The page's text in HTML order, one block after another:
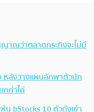
ณว่าตลาดกระทิงจะไม่มี
หลังวางแผนลักพาตัวนัก
กค่าไถ่
น bStocks 10 ตัวดังเข้า